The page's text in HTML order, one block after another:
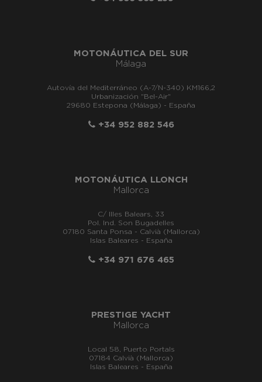
MOTONÁUTICA DEL SUR
Málaga
Autovía del Mediterráneo (A-7/N-340) KM166,2
Urbanización "Bel-Air"
29680 Estepona (Málaga) - España
+34 952 882 546
MOTONÁUTICA LLONCH
Mallorca
C/ Illes Balears, 33
Pol. Ind. Son Bugadelles
07180 Santa Ponsa - Calvià (Mallorca)
Islas Baleares - España
+34 971 676 465
PRESTIGE YACHT
Mallorca
Local 58, Puerto Portals
07184 Calvià (Mallorca)
Islas Baleares - España